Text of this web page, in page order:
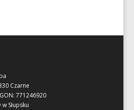
Czarne
771246920
Słupsku